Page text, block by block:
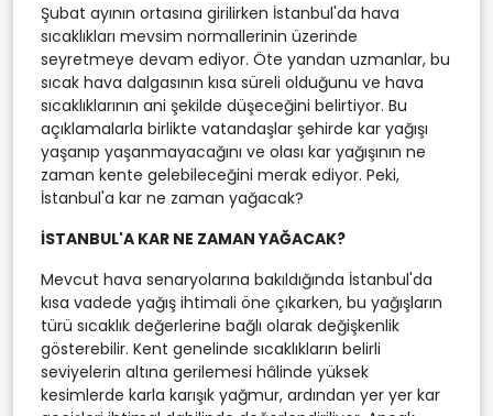
Şubat ayının ortasına girilirken İstanbul'da hava
sıcaklıkları mevsim normallerinin üzerinde
seyretmeye devam ediyor. Öte yandan uzmanlar, bu
sıcak hava dalgasının kısa süreli olduğunu ve hava
sıcaklıklarının ani şekilde düşeceğini belirtiyor. Bu
açıklamalarla birlikte vatandaşlar şehirde kar yağışı
yaşanıp yaşanmayacağını ve olası kar yağışının ne
zaman kente gelebileceğini merak ediyor. Peki,
İstanbul'a kar ne zaman yağacak?
İSTANBUL'A KAR NE ZAMAN YAĞACAK?
Mevcut hava senaryolarına bakıldığında İstanbul'da
kısa vadede yağış ihtimali öne çıkarken, bu yağışların
türü sıcaklık değerlerine bağlı olarak değişkenlik
gösterebilir. Kent genelinde sıcaklıkların belirli
seviyelerin altına gerilemesi hâlinde yüksek
kesimlerde karla karışık yağmur, ardından yer yer kar